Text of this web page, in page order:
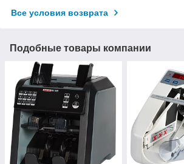
Все условия возврата
Подобные товары компании